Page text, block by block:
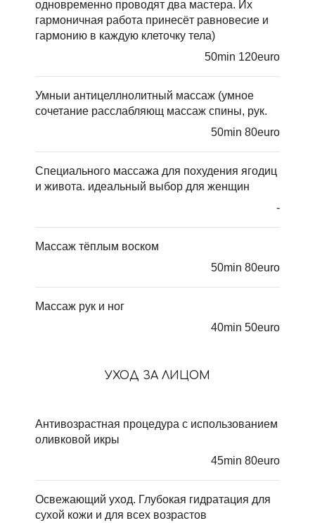
одновременно проводят два мастера. Их
гармоничная работа принесёт равновесие и
гармонию в каждую клеточку тела)
50min 120euro
Умныи антицеллнолитный массаж (умное
сочетание расслабляющ массаж спины, рук.
50min 80euro
Cпециального массажа для похудения ягодиц
и живота. идеальный выбор для женщин
-
Mассаж тёплым воском
50min 80euro
Mассаж рук и ног
40min 50euro
УХОД ЗА ЛИЦОМ
Антивозрастная процедура с использованием
оливковой икры
45min 80euro
Освежающий уход. Глубокая гидратация для
сухой кожи и для всех возрастов